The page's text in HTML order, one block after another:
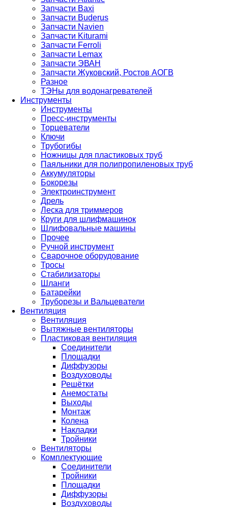
Запчасти Baxi
Запчасти Buderus
Запчасти Navien
Запчасти Kiturami
Запчасти Ferroli
Запчасти Lemax
Запчасти ЭВАН
Запчасти Жуковский, Ростов АОГВ
Разное
ТЭНы для водонагревателей
Инструменты
Инструменты
Пресс-инструменты
Торцеватели
Ключи
Трубогибы
Ножницы для пластиковых труб
Паяльники для полипропиленовых труб
Аккумуляторы
Бокорезы
Электроинструмент
Дрель
Леска для триммеров
Круги для шлифмашинок
Шлифовальные машины
Прочее
Ручной инструмент
Сварочное оборудование
Тросы
Стабилизаторы
Шланги
Батарейки
Труборезы и Вальцеватели
Вентиляция
Вентиляция
Вытяжные вентиляторы
Пластиковая вентиляция
Соединители
Площадки
Диффузоры
Воздуховоды
Решётки
Анемостаты
Выходы
Монтаж
Колена
Накладки
Тройники
Вентиляторы
Комплектующие
Соединители
Тройники
Площадки
Диффузоры
Воздуховоды